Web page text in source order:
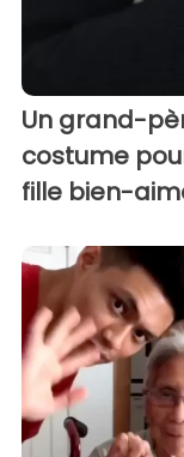
Un grand-
costume
fille bien-